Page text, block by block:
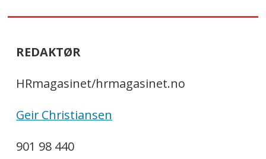
REDAKTØR
HRmagasinet/hrmagasinet.no
Geir Christiansen
901 98 440